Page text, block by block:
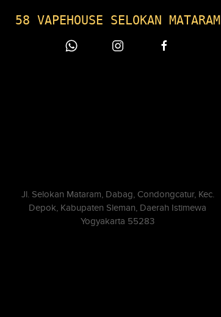
58 VAPEHOUSE SELOKAN MATARAM
Jl. Selokan Mataram, Dabag, Condongcatur, Kec.
Depok, Kabupaten Sleman, Daerah Istimewa
Yogyakarta 55283